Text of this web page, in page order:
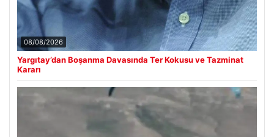
08/08/2026
Yargıtay’dan Boşanma Davasında Ter Kokusu ve Tazminat
Kararı